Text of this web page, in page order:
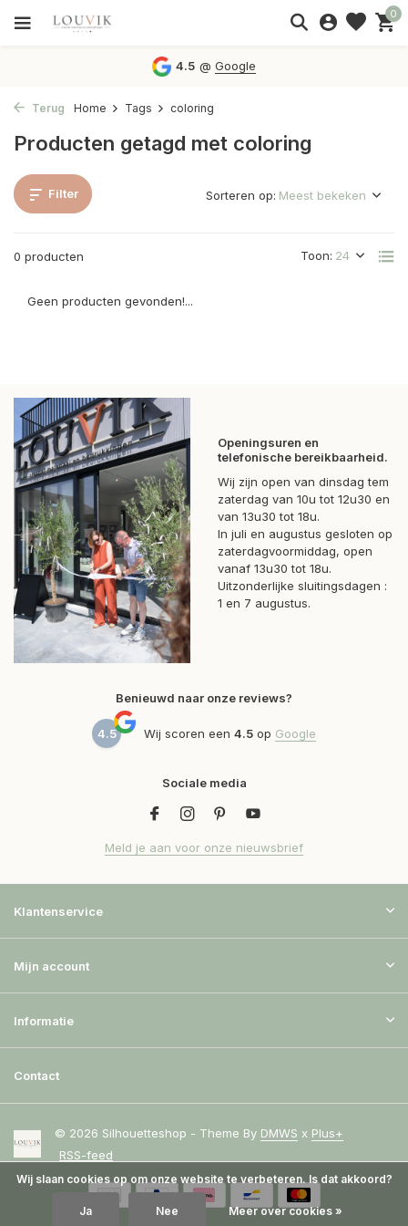
0
4.5 @Google
Terug Home Tags coloring
Producten getagd met coloring
Filter
0 producten Toon:
Sorteren op:
Geen producten gevonden!...
Openingsuren en
telefonische bereikbaarheid.
Wij zijn open van dinsdag tem
zaterdag van 10u tot 12u30 en
van 13u30 tot 18u.
In juli en augustus gesloten op
zaterdagvoormiddag, open
vanaf 13u30 tot 18u.
Uitzonderlijke sluitingsdagen :
1 en 7 augustus.
Benieuwd naar onze reviews?
4.5 Wij scoren een 4.5 op Google
Sociale media
Meld je aan voor onze nieuwsbrief
Klantenservice
Mijn account
Informatie
Contact
© 2026 Silhouetteshop - Theme By DMWS x Plus+
RSS-feed
Wij slaan cookies op om onze website te verbeteren. Is dat akkoord?
Ja Nee Meer over cookies »